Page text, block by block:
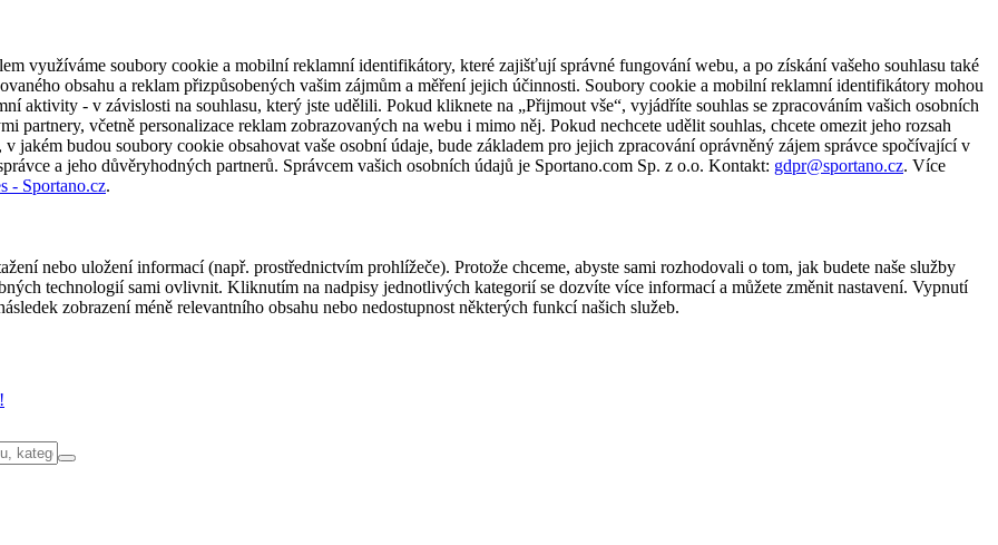
využíváme soubory cookie a mobilní reklamní identifikátory, které zajišťují správné fungování webu, a po získání vašeho souhlasu také
obsahu a reklam přizpůsobených vašim zájmům a měření jejich účinnosti. Soubory cookie a mobilní reklamní identifikátory mohou
aktivity - v závislosti na souhlasu, který jste udělili. Pokud kliknete na „Přijmout vše“, vyjádříte souhlas se zpracováním vašich osobních
včetně personalizace reklam zobrazovaných na webu i mimo něj. Pokud nechcete udělit souhlas, chcete omezit jeho rozsah
jakém budou soubory cookie obsahovat vaše osobní údaje, bude základem pro jejich zpracování oprávněný zájem správce spočívající v
a jeho důvěryhodných partnerů. Správcem vašich osobních údajů je Sportano.com Sp. z o.o. Kontakt: gdpr@sportano.cz. Více
- Sportano.cz.
nebo uložení informací (např. prostřednictvím prohlížeče). Protože chceme, abyste sami rozhodovali o tom, jak budete naše služby
technologií sami ovlivnit. Kliknutím na nadpisy jednotlivých kategorií se dozvíte více informací a můžete změnit nastavení. Vypnutí
zobrazení méně relevantního obsahu nebo nedostupnost některých funkcí našich služeb.